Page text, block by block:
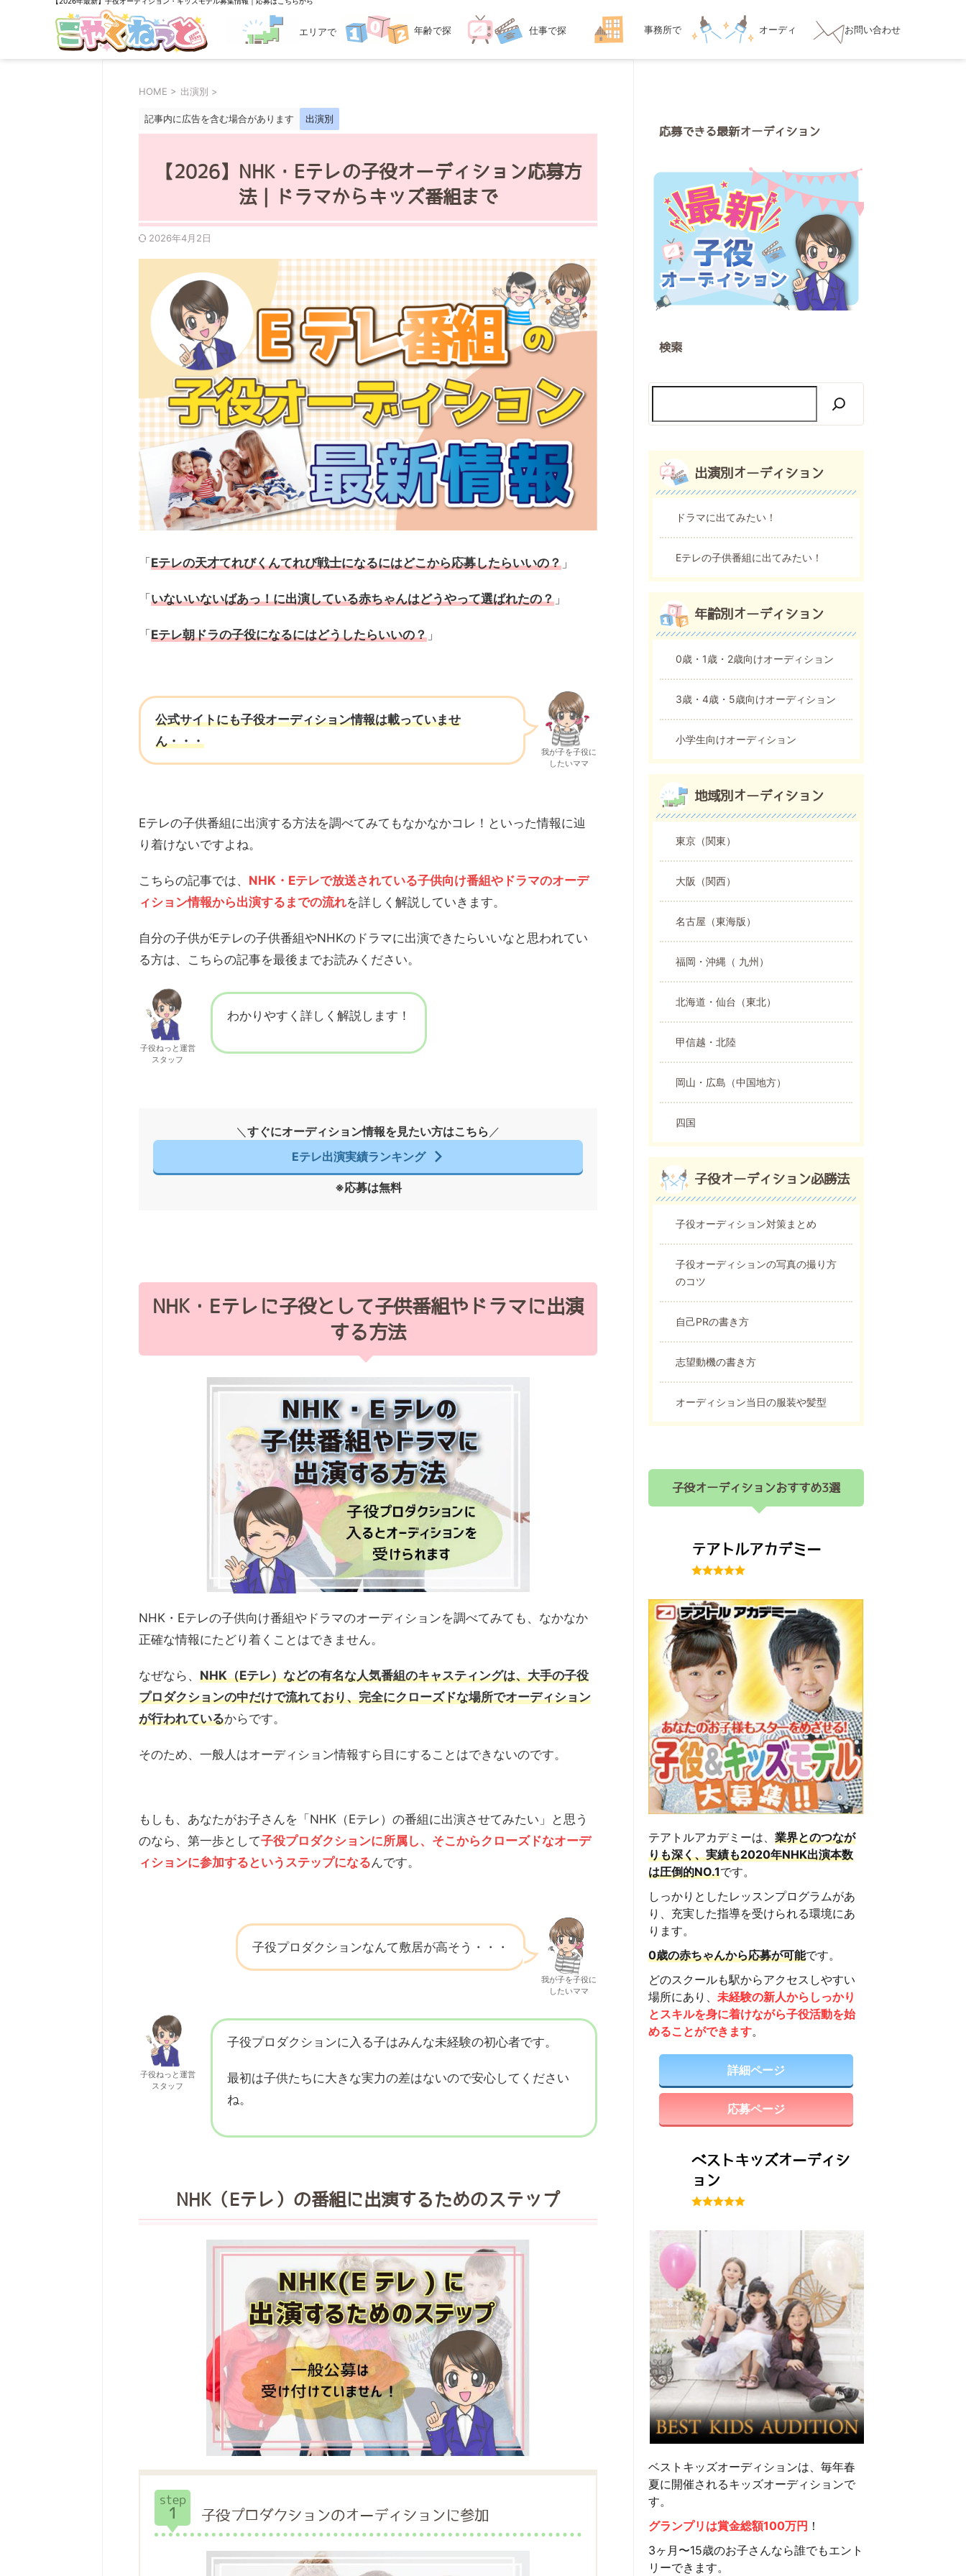
エリアで
探す
年齢で探
す
仕事で探
す
事務所で
探す
オーディ
ション対策
お問い合わせ
HOME > 出演別 >
記事内に広告を含む場合があります 出演別
【2026】NHK・Eテレの子役オーディション応募方
法｜ドラマからキッズ番組まで
2026年4月2日
「 Eテレの天才てれびくんてれび戦士になるにはどこから応募したらいいの？ 」
「 いないいないばあっ！に出演している赤ちゃんはどうやって選ばれたの？ 」
「 Eテレ朝ドラの子役になるにはどうしたらいいの？ 」
公式サイトにも子役オーディション情報は載っていませ
ん・・・
我が子を子役に
したいママ
Eテレの子供番組に出演する方法を調べてみてもなかなかコレ！といった情報に辿
り着けないですよね。
こちらの記事では、 NHK・Eテレで放送されている子供向け番組やドラマのオーデ
ィション情報から出演するまでの流れを詳しく解説していきます。
自分の子供がEテレの子供番組やNHKのドラマに出演できたらいいなと思われてい
る方は、こちらの記事を最後までお読みください。
子役ねっと運営
スタッフ
わかりやすく詳しく解説します！
＼ すぐにオーディション情報を見たい方はこちら ／
Eテレ出演実績ランキング
※応募は無料
NHK・Eテレに子役として子供番組やドラマに出演
する方法
NHK・Eテレの子供向け番組やドラマのオーディションを調べてみても、なかなか
正確な情報にたどり着くことはできません。
なぜなら、 NHK（Eテレ）などの有名な人気番組のキャスティングは、大手の子役
プロダクションの中だけで流れており、完全にクローズドな場所でオーディション
が行われているからです。
そのため、一般人はオーディション情報すら目にすることはできないのです。
もしも、あなたがお子さんを「NHK（Eテレ）の番組に出演させてみたい」と思う
のなら、第一歩として子役プロダクションに所属し、そこからクローズドなオーデ
ィションに参加するというステップになるんです。
子役プロダクションなんて敷居が高そう・・・
我が子を子役に
したいママ
子役ねっと運営
スタッフ
子役プロダクションに入る子はみんな未経験の初心者です。
最初は子供たちに大きな実力の差はないので安心してください
ね。
NHK（Eテレ）の番組に出演するためのステップ
step
1 子役プロダクションのオーディションに参加
応募できる最新オーディション
検索
出演別オーディション
ドラマに出てみたい！
Eテレの子供番組に出てみたい！
年齢別オーディション
0歳・1歳・2歳向けオーディション
3歳・4歳・5歳向けオーディション
小学生向けオーディション
地域別オーディション
東京（関東）
大阪（関西）
名古屋（東海版）
福岡・沖縄（ 九州）
北海道・仙台（東北）
甲信越・北陸
岡山・広島（中国地方）
四国
子役オーディション必勝法
子役オーディション対策まとめ
子役オーディションの写真の撮り方
のコツ
自己PRの書き方
志望動機の書き方
オーディション当日の服装や髪型
子役オーディションおすすめ3選
テアトルアカデミー
テアトルアカデミーは、 業界とのつなが
りも深く、実績も2020年NHK出演本数
は圧倒的NO.1です。
しっかりとしたレッスンプログラムがあ
り、充実した指導を受けられる環境にあ
ります。
0歳の赤ちゃんから応募が可能です。
どのスクールも駅からアクセスしやすい
場所にあり、 未経験の新人からしっかり
とスキルを身に着けながら子役活動を始
めることができます。
詳細ページ
応募ページ
ベストキッズオーディシ
ョン
ベストキッズオーディションは、毎年春
夏に開催されるキッズオーディションで
す。
グランプリは賞金総額100万円 ！
3ヶ月〜15歳のお子さんなら誰でもエント
リーできます。